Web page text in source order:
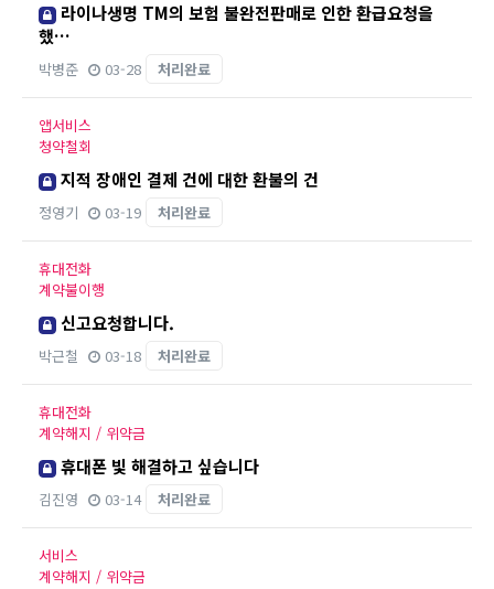
라이나생명 TM의 보험 불완전판매로 인한 환급요청을
했…
박병준 03-28 처리완료
앱서비스
청약철회
지적 장애인 결제 건에 대한 환불의 건
정영기 03-19 처리완료
휴대전화
계약불이행
신고요청합니다.
박근철 03-18 처리완료
휴대전화
계약해지 / 위약금
휴대폰 빛 해결하고 싶습니다
김진영 03-14 처리완료
서비스
계약해지 / 위약금